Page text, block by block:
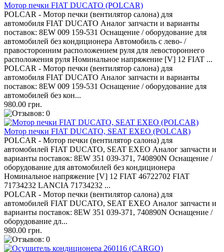
Мотор печки FIAT DUCATO (POLCAR)
POLCAR - Мотор печки (вентилятор салона) для
автомобиля FIAT DUCATO Аналог запчасти и варианты
поставок: 8EW 009 159-531 Оснащение / оборудование для
автомобилей без кондиционера Автомобиль с лево- /
правосторонним расположением руля для левостороннего
расположения руля Номинальное напряжение [V] 12 FIAT ...
POLCAR - Мотор печки (вентилятор салона) для
автомобиля FIAT DUCATO Аналог запчасти и варианты
поставок: 8EW 009 159-531 Оснащение / оборудование для
автомобилей без кон...
980.00 грн.
Мотор печки FIAT DUCATO, SEAT EXEO (POLCAR)
POLCAR - Мотор печки (вентилятор салона) для
автомобилей FIAT DUCATO, SEAT EXEO Аналог запчасти и
варианты поставок: 8EW 351 039-371, 740890N Оснащение /
оборудование для автомобилей без кондиционера
Номинальное напряжение [V] 12 FIAT 46722702 FIAT
71734232 LANCIA 71734232 ...
POLCAR - Мотор печки (вентилятор салона) для
автомобилей FIAT DUCATO, SEAT EXEO Аналог запчасти и
варианты поставок: 8EW 351 039-371, 740890N Оснащение /
оборудование дл...
980.00 грн.